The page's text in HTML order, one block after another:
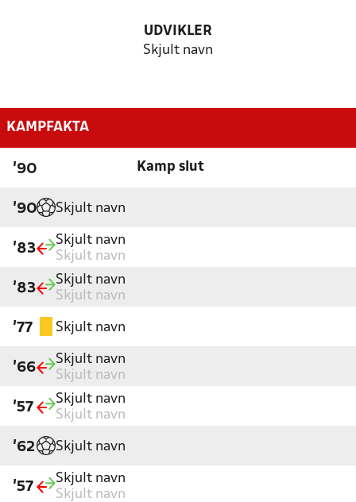
UDVIKLER
Skjult navn
KAMPFAKTA
'90 Kamp slut
'90 Skjult navn
'83
Skjult navn
Skjult navn
'83
Skjult navn
Skjult navn
'77 Skjult navn
'66
Skjult navn
Skjult navn
'57
Skjult navn
Skjult navn
'62 Skjult navn
'57
Skjult navn
Skjult navn